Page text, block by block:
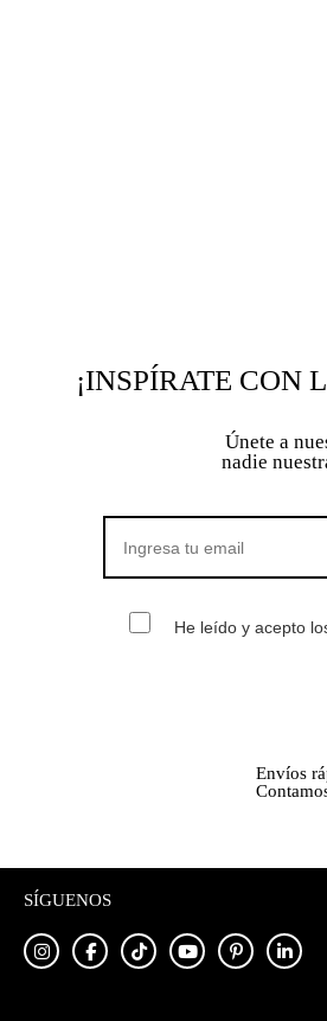
¡INSPÍRATE CON
Únete a
nadie
He leído y acepto
Envíos
SÍGUENOS